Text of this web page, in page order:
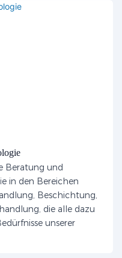
Beratung und
in den Bereichen
Beschichtung,
die alle dazu
unserer